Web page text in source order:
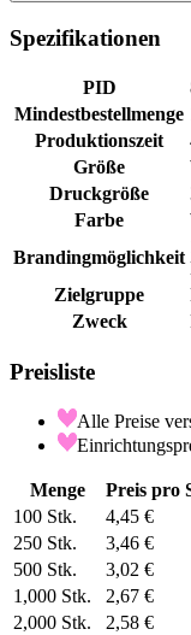
Spezifikationen
PID
Mindestbestellmenge
Produktionszeit
Größe
Druckgröße
Farbe
Brandingmöglichkeit
Zielgruppe
Zweck
Preisliste
Alle Preise
Menge
Preis pro
100 Stk.
4,45 €
250 Stk.
3,46 €
500 Stk.
3,02 €
1,000 Stk.
2,67 €
2,000 Stk.
2,58 €